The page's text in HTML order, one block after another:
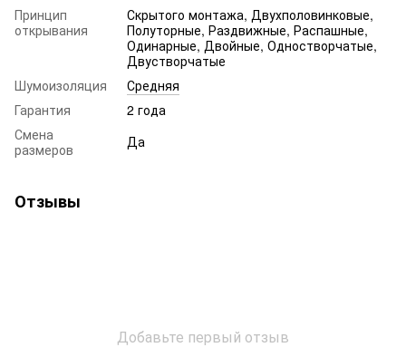
Принцип
открывания
Скрытого монтажа, Двухполовинковые,
Полуторные, Раздвижные, Распашные,
Одинарные, Двойные, Одностворчатые,
Двустворчатые
Шумоизоляция
Средняя
Гарантия
2 года
Смена
размеров
Да
Отзывы
Добавьте первый отзыв